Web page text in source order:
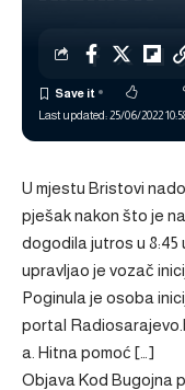
Last updated: 25/06/2022
U mjestu Bristovi
pješak nakon što je
dogodila jutros u 8:45
upravljao je vozač
Poginula je osoba
portal
a. Hitna pomoć […]
Objava Kod Bugojna